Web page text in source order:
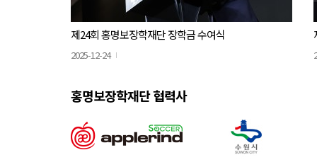
제24회 홍명보장학재단 장학금 수여식
2025-12-24
홍명보장학재단 협력사